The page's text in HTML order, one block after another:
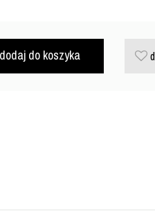
dodaj do koszyka